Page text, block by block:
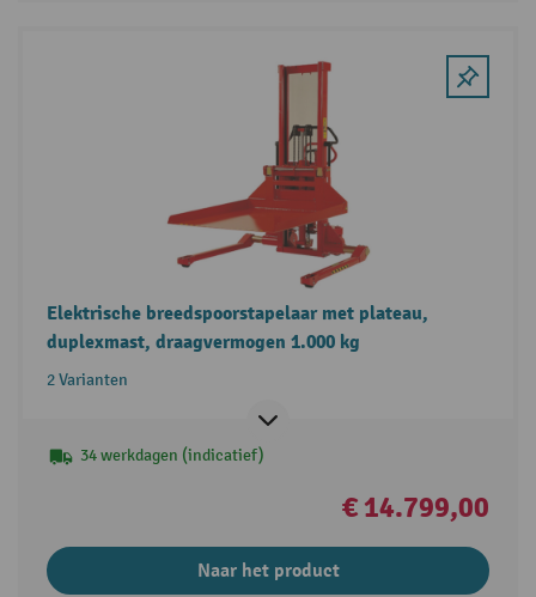
Elektrische breedspoorstapelaar met plateau,
duplexmast, draagvermogen 1.000 kg
2 Varianten
34 werkdagen (indicatief)
€ 14.799,00
Naar het product